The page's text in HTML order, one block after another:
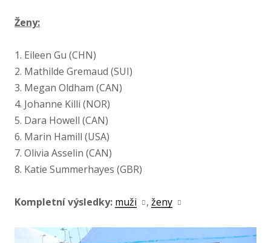
Ženy:
1. Eileen Gu (CHN)
2. Mathilde Gremaud (SUI)
3. Megan Oldham (CAN)
4. Johanne Killi (NOR)
5. Dara Howell (CAN)
6. Marin Hamill (USA)
7. Olivia Asselin (CAN)
8. Katie Summerhayes (GBR)
Kompletní výsledky: muži , ženy